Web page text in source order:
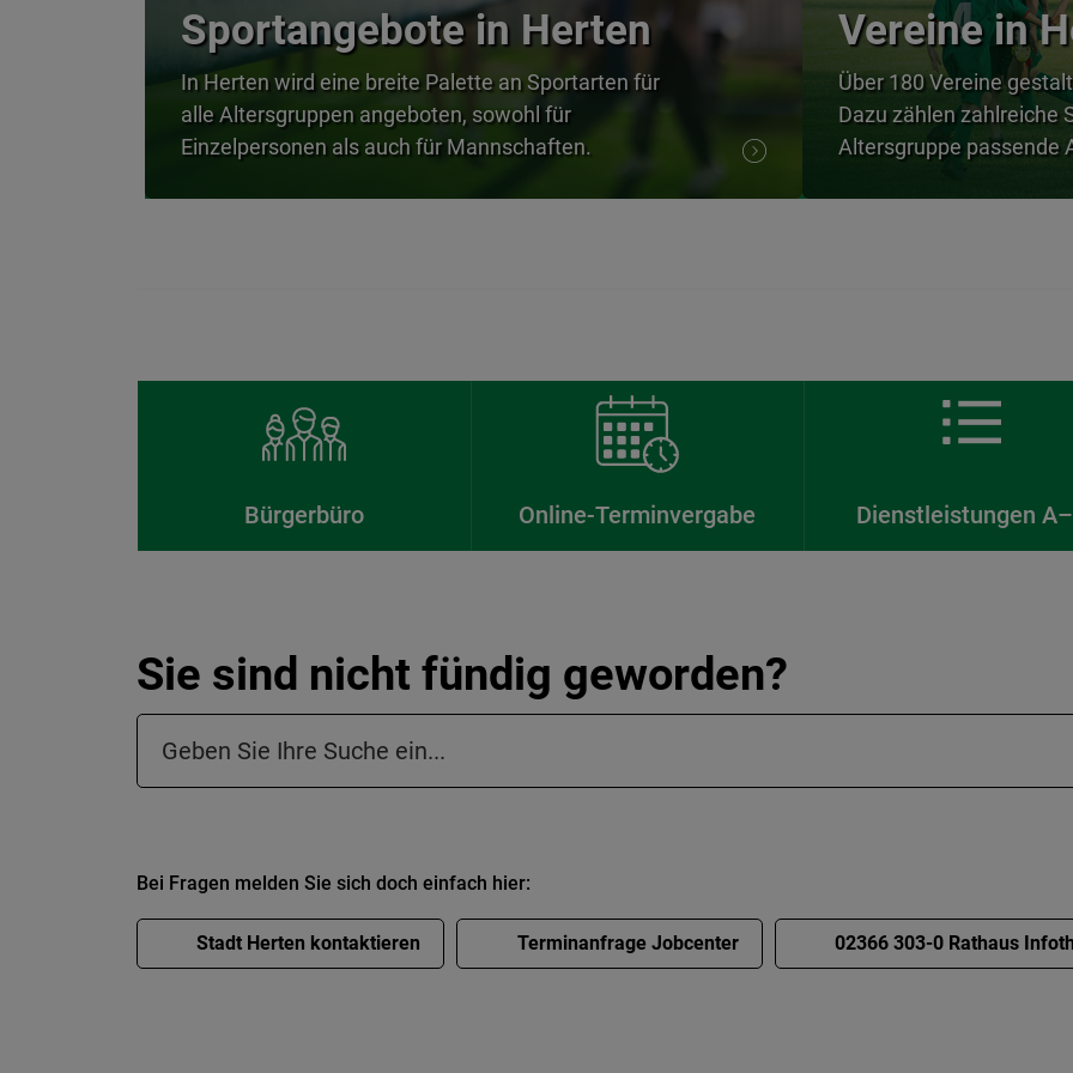
Sportangebote in Herten
In Herten wird eine breite Palette an Sportarten für
alle Altersgruppen angeboten, sowohl für
Einzelpersonen als auch für Mannschaften.
Vereine in
Über 180 Vereine
Dazu zählen zahlreiche
Altersgruppe passende
Bürgerbüro Online-Terminvergabe Dienstleistungen
Sie sind nicht fündig geworden?
Suchfeld in der Fußzeile
Bei Fragen melden Sie sich doch einfach hier:
Stadt Herten kontaktieren Terminanfrage Jobcenter 02366 303-0 Rathaus